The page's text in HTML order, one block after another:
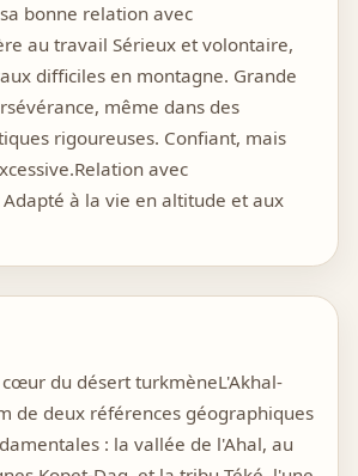
bonne relation avec
au travail Sérieux et volontaire,
difficiles en montagne. Grande
même dans des
rigoureuses. Confiant, mais
avec
Adapté à la vie en altitude et aux
du désert turkmèneL'Akhal-
de deux références géographiques
: la vallée de l'Ahal, au